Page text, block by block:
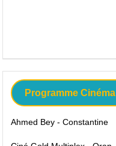
Programme Cinéma
Ahmed Bey - Constantine